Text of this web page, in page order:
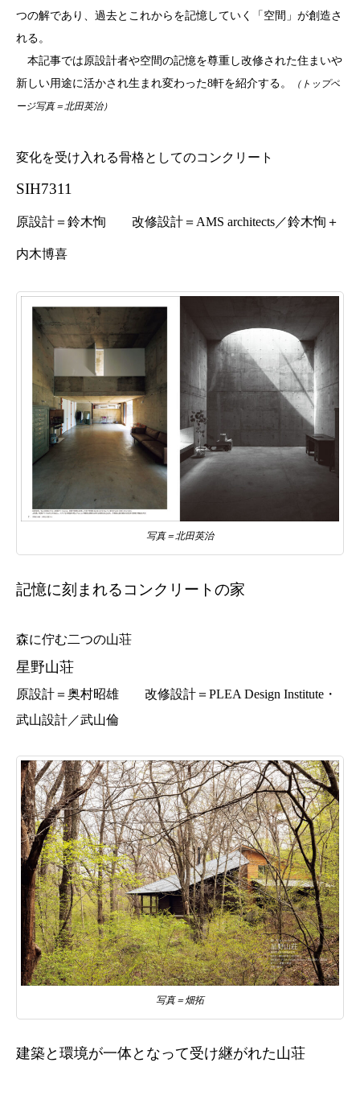
つの解であり、過去とこれからを記憶していく「空間」が創造さ
れる。
本記事では原設計者や空間の記憶を尊重し改修された住まいや
新しい用途に活かされ生まれ変わった8軒を紹介する。
（トップペ
ージ写真＝北田英治）
変化を受け入れる骨格としてのコンクリート
SIH7311
原設計＝鈴木恂 改修設計＝AMS architects／鈴木恂＋
内木博喜
写真＝北田英治
記憶に刻まれるコンクリートの家
森に佇む二つの山荘
星野山荘
原設計＝奥村昭雄 改修設計＝PLEA Design Institute・
武山設計／武山倫
写真＝畑拓
建築と環境が一体となって受け継がれた山荘